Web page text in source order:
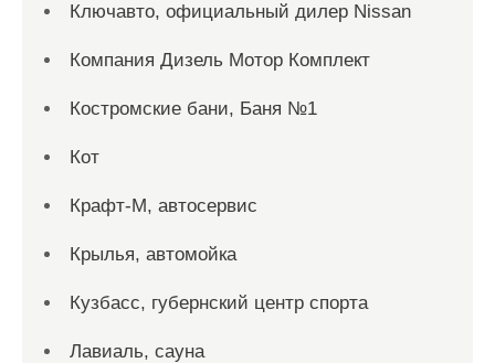
Ключавто, официальный дилер Nissan
Компания Дизель Мотор Комплект
Костромские бани, Баня №1
Кот
Крафт-М, автосервис
Крылья, автомойка
Кузбасс, губернский центр спорта
Лавиаль, сауна